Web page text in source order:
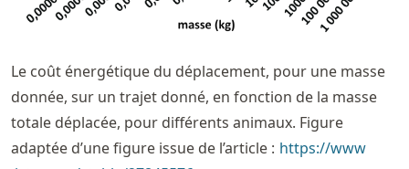
Le coût énergétique du déplacement, pour une masse
donnée, sur un trajet donné, en fonction de la masse
totale déplacée, pour différents animaux. Figure
adaptée d’une figure issue de l’article : https://www